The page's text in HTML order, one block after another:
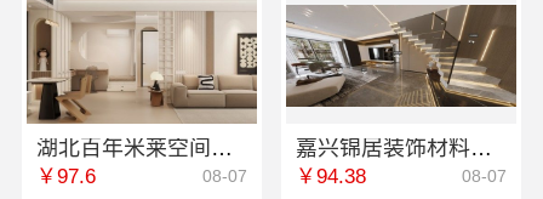
湖北百年米莱空间美学装饰材料有限公司黄石设计装修实景案例
￥97.6 08-07
嘉兴锦居装饰材料有限公司：高端装饰怎么样
￥94.38 08-07